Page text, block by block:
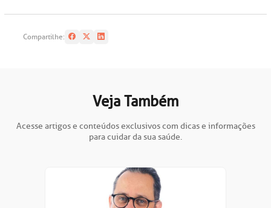
Compartilhe:
Veja Também
Acesse artigos e conteúdos exclusivos com dicas e informações
para cuidar da sua saúde.